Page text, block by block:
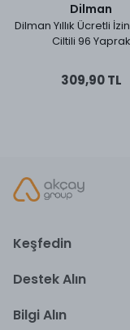
Dilman
Dilman Yıllık Ücretli
Ciltili 96 Yaprak
309,90 TL
Keşfedin
Destek Alın
Bilgi Alın